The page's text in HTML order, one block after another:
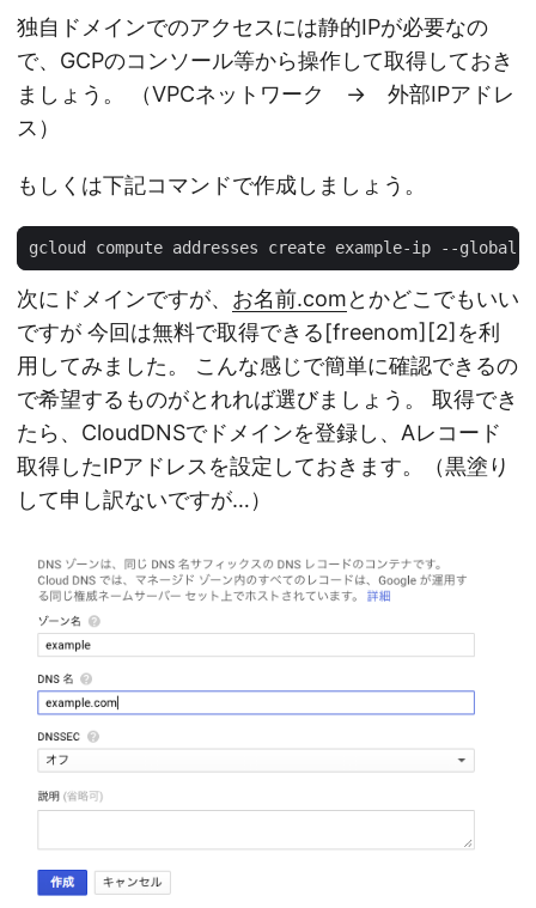
独自ドメインでのアクセスには静的IPが必要なの
で、GCPのコンソール等から操作して取得しておき
ましょう。 （VPCネットワーク → 外部IPアドレ
ス）
もしくは下記コマンドで作成しましょう。
次にドメインですが、 お名前.comとかどこでもいい
ですが 今回は無料で取得できる[freenom][2]を利
用してみました。 こんな感じで簡単に確認できるの
で希望するものがとれれば選びましょう。 取得でき
たら、CloudDNSでドメインを登録し、Aレコード
取得したIPアドレスを設定しておきます。（黒塗り
して申し訳ないですが…）